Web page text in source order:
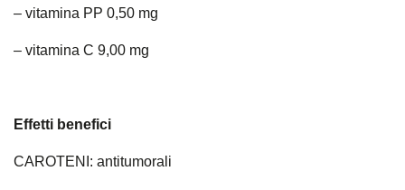
– vitamina PP 0,50 mg
– vitamina C 9,00 mg
Effetti benefici
CAROTENI: antitumorali